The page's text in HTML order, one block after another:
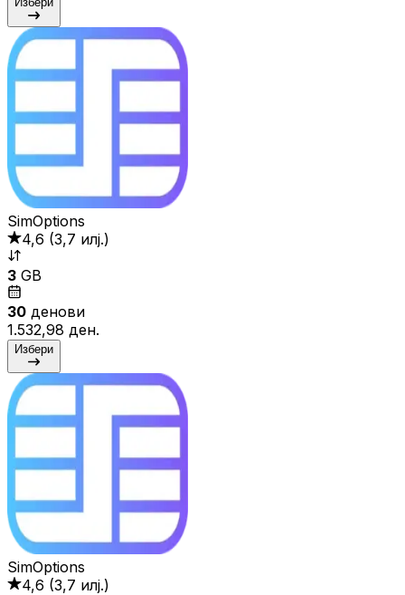
SimOptions
4,6 (3,7 илј.)
3 GB
30 денови
1.532,98 ден.
Избери
SimOptions
4,6 (3,7 илј.)